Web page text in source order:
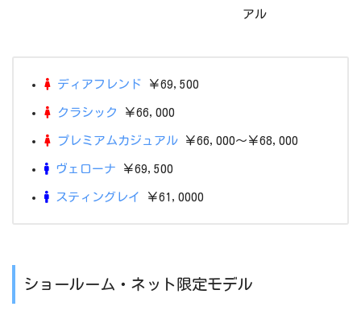
アル
ディアフレンド ￥69,500
クラシック ￥66,000
プレミアムカジュアル￥66,000～￥68,000
ヴェローナ ￥69,500
スティングレイ ￥61,0000
ショールーム・ネット限定モデル